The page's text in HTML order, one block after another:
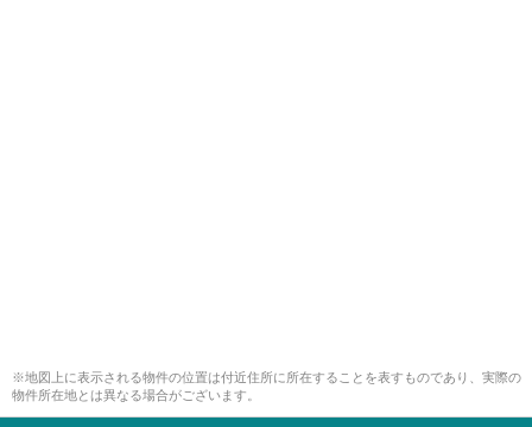
※地図上に表示される物件の位置は付近住所に所在することを表すものであり、実際の
物件所在地とは異なる場合がございます。